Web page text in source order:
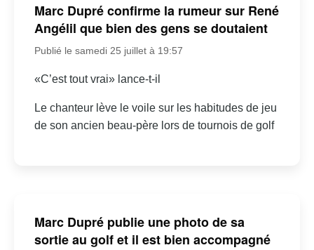
Marc Dupré confirme la rumeur sur René
Angélil que bien des gens se doutaient
Publié le samedi 25 juillet à 19:57
«C’est tout vrai» lance-t-il
Le chanteur lève le voile sur les habitudes de jeu
de son ancien beau-père lors de tournois de golf
Marc Dupré publie une photo de sa
sortie au golf et il est bien accompagné